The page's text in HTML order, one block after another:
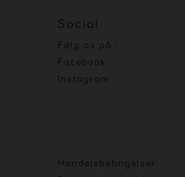
Social
Følg os på :
Facebook
Instagram
Handelsbetingelser